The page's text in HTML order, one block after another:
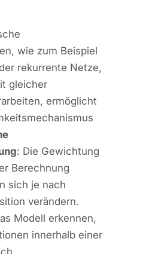
wie zum Beispiel
rekurrente Netze,
gleicher
ermöglicht
: Die Gewichtung
Berechnung
sich je nach
verändern.
Modell erkennen,
innerhalb einer